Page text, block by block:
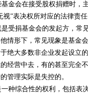
金会在接受股权捐赠时，
”表决权所对应的法律责任
受捐基金会的发起方，常
情形下，常见现象是基金
绝大多数非企业发起设立
经营中去，有的甚至完全
管理实际是失控的。
种综合性的权利，包括表